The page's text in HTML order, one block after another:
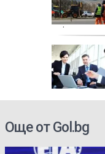
дефиле
Още от Gol.bg